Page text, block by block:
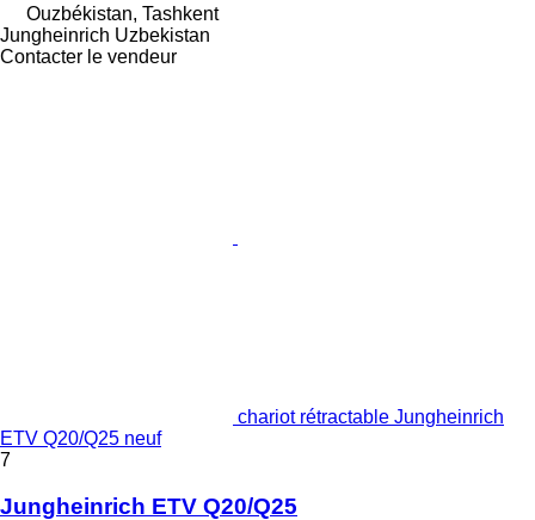
Ouzbékistan, Tashkent
Jungheinrich Uzbekistan
Contacter le vendeur
chariot rétractable Jungheinrich
ETV Q20/Q25 neuf
7
Jungheinrich ETV Q20/Q25